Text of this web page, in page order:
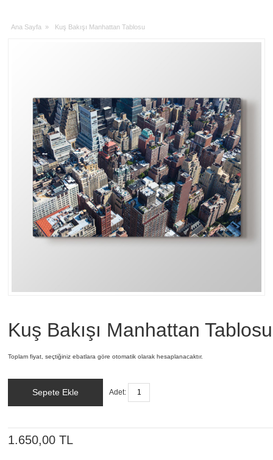
Ana Sayfa » Kuş Bakışı Manhattan Tablosu
Kuş Bakışı Manhattan Tablosu
Toplam fiyat, seçtiğiniz ebatlara göre otomatik olarak hesaplanacaktır.
Sepete Ekle Adet:
1.650,00 TL